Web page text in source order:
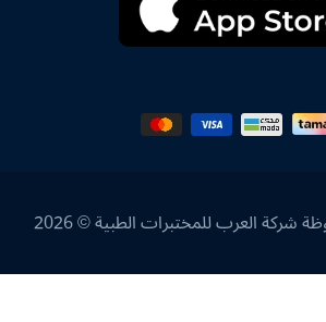
العرب للمختبرات الطبية © 2026